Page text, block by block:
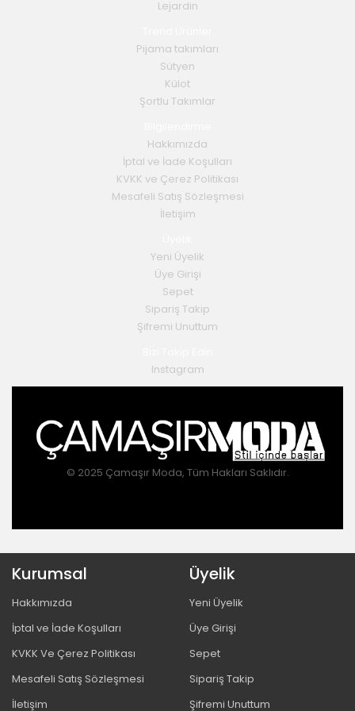
Lejardin
Pijama takımları
Sütyen
Külot
Şortlu Takımlar
Hakkımızda
İptal ve İade Koşulları
KVKK ve Çerez Politikası
Mesafeli Satış Sözleşmesi
İletişim
Yeni Üyelik
Üye Girişi
Sepet
Sipariş Takip
Şifremi Unuttum
Instagram
© 2025 Çamaşır Moda, Tüm Hakları Saklıdır.
Kurumsal
Hakkımızda
İptal ve İade Koşulları
KVKK Ve Çerez Politikası
Mesafeli Satış Sözleşmesi
İletişim
Üyelik
Yeni Üyelik
Üye Girişi
Sepet
Sipariş Takip
Şifremi Unuttum